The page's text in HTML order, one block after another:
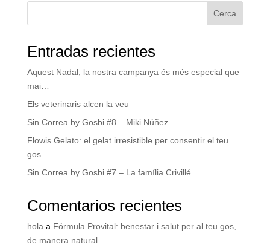
Cerca
Entradas recientes
Aquest Nadal, la nostra campanya és més especial que
mai…
Els veterinaris alcen la veu
Sin Correa by Gosbi #8 – Miki Núñez
Flowis Gelato: el gelat irresistible per consentir el teu
gos
Sin Correa by Gosbi #7 – La família Crivillé
Comentarios recientes
hola a Fórmula Provital: benestar i salut per al teu gos,
de manera natural